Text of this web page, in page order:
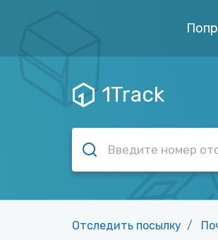
1Track
Отследить посылку